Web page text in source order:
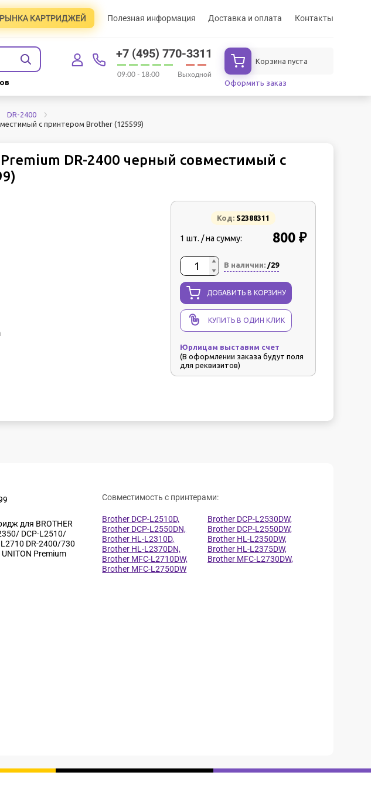
КАРТРИДЖЕЙ Полезная информация Доставка и оплата Контакты
+7 (495) 770-3311
09:00 - 18:00 Выходной
Корзина пуста
Оформить заказ
DR-2400
с принтером Brother (125599)
Premium DR-2400 черный совместимый с
Код: S2388311
1 шт. / на сумму: 800 ₽
В наличии: /29
ДОБАВИТЬ В КОРЗИНУ
КУПИТЬ В ОДИН КЛИК
Юрлицам выставим счет
(В оформлении заказа будут поля
для реквизитов)
для BROTHER
DCP-L2510/
L2710 DR-2400/730
Premium
Совместимость с принтерами:
Brother DCP-L2510D,
Brother DCP-L2530DW,
Brother DCP-L2550DN,
Brother DCP-L2550DW,
Brother HL-L2310D,
Brother HL-L2350DW,
Brother HL-L2370DN,
Brother HL-L2375DW,
Brother MFC-L2710DW,
Brother MFC-L2730DW,
Brother MFC-L2750DW